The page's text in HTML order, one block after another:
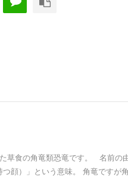
草食の角竜類恐竜です。 名前の
顔）」という意味。 角竜ですが